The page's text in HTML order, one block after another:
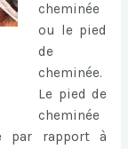
cheminée
ou le pied
de
cheminée.
Le pied de
cheminée
par rapport à